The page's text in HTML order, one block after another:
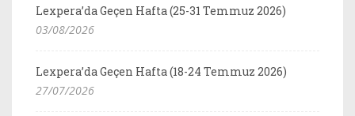
Lexpera’da Geçen Hafta (25-31 Temmuz 2026)
03/08/2026
Lexpera’da Geçen Hafta (18-24 Temmuz 2026)
27/07/2026